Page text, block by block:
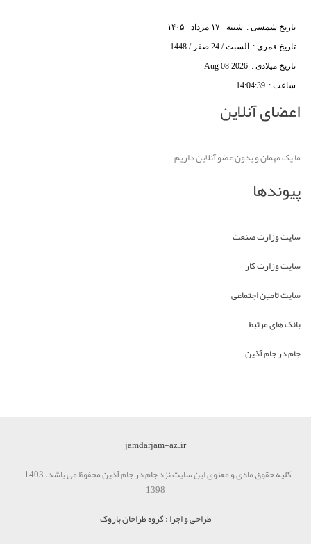
تاریخ شمسی : شنبه - ۱۷ مرداد - ۱۴۰۵
تاریخ قمری :
السبت / 24 صفر / 1448
تاریخ میلادی : Aug 08 2026
ساعت : 14:04:39
اعضای آنلاین
ما یک مهمان و بدون عضو آنلاین داریم
پیوندها
سایت وزارت صنعت
سایت وزارت کار
سایت تامین اجتماعی
بانک های مرتبط
جام در جام آذین
jamdarjam-az.ir
کلیه حقوق مادی و معنوی این سایت نزد جام در جام آذین محفوظ می باشد. 1403-
1398
طراحی و اجرا : گروه طراحان باروک